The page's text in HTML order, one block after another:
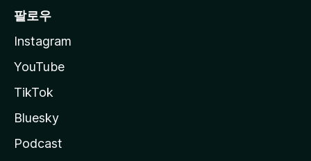
팔로우
Instagram
YouTube
TikTok
Bluesky
Podcast